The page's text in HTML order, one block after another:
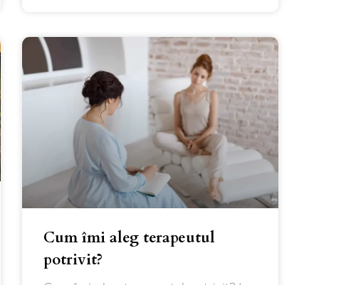
Cum îmi aleg terapeutul
potrivit?